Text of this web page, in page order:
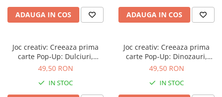
ADAUGA IN COS ADAUGA IN COS
Joc creativ: Creeaza prima
carte Pop-Up: Dulciuri,
Ludattica, +5 ani
49,50 RON
IN STOC
Joc creativ: Creeaza prima
carte Pop-Up: Dinozauri,
Ludattica, +5 ani
49,50 RON
IN STOC